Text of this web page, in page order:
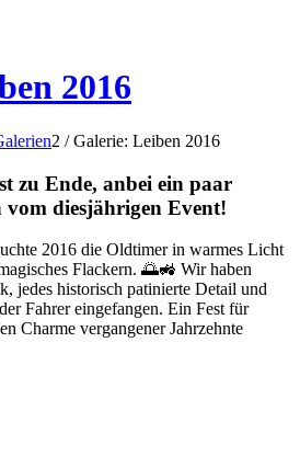
2016
2 / Galerie: Leiben 2016
zu Ende, anbei ein paar
vom diesjährigen Event!
2016 die Oldtimer in warmes Licht
Flackern. 🌅🚜 Wir haben
jedes historisch patinierte Detail und
Fahrer eingefangen. Ein Fest für
Charme vergangener Jahrzehnte